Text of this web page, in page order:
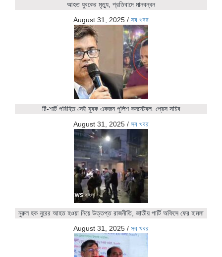
আহত যুবকের মৃত্যু, প্রতিবাদে মানবন্ধন
August 31, 2025 / সব খবর
টি-শার্ট পরিহিত সেই যুবক একজন পুলিশ কনস্টেবল: প্রেস সচিব
August 31, 2025 / সব খবর
নুরুল হক নুরের আহত হওয়া নিয়ে উত্তপ্ত রাজনীতি, জাতীয় পার্টি অফিসে ফের হামলা
August 31, 2025 / সব খবর